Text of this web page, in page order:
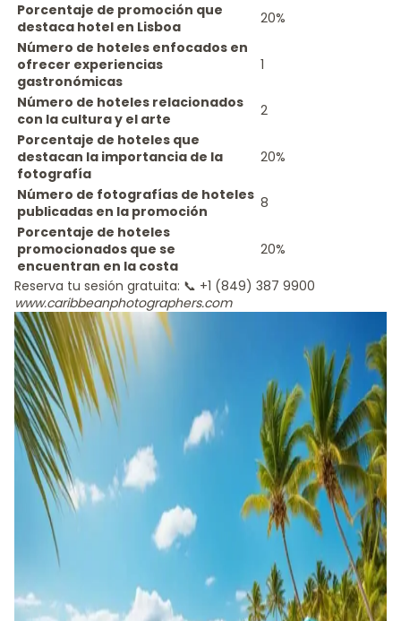
Porcentaje de promoción que
destaca hotel en Lisboa
20%
Número de hoteles enfocados en
ofrecer experiencias
gastronómicas
1
Número de hoteles relacionados
con la cultura y el arte
2
Porcentaje de hoteles que
destacan la importancia de la
fotografía
20%
Número de fotografías de hoteles
publicadas en la promoción
8
Porcentaje de hoteles
promocionados que se
encuentran en la costa
20%
Reserva tu sesión gratuita: 📞 +1 (849) 387 9900
www.caribbeanphotographers.com